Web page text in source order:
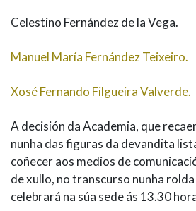
Celestino Fernández de la Vega.
Manuel María Fernández Teixeiro.
Xosé Fernando Filgueira Valverde.
A decisión da Academia, que
nunha das figuras da devandita
coñecer aos medios de
de xullo, no transcurso nunha
celebrará na súa sede ás 13.30